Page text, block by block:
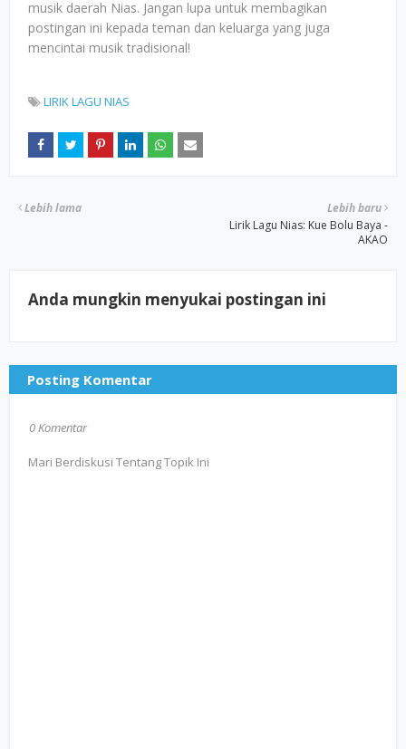
musik daerah Nias. Jangan lupa untuk membagikan
postingan ini kepada teman dan keluarga yang juga
mencintai musik tradisional!
LIRIK LAGU NIAS
Lebih baru
Lirik Lagu Nias: Kue Bolu Baya -
AKAO
Lebih lama
Anda mungkin menyukai postingan ini
Posting Komentar
0 Komentar
Mari Berdiskusi Tentang Topik Ini